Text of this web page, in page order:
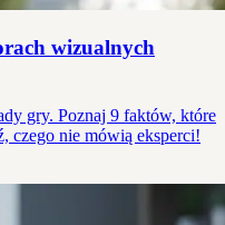
wizualnych
gry. Poznaj 9 faktów, które
czego nie mówią eksperci!